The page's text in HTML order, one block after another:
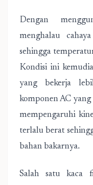
Dengan
menghalau
sehingga
Kondisi ini
yang bekerja
komponen AC
mempengaruhi
terlalu berat
bahan bakarnya.
Salah satu kaca